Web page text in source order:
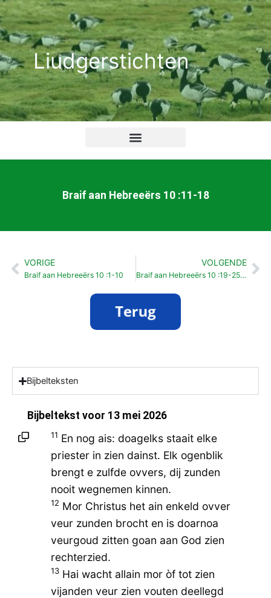
Ga
naar
de
inhoudLiudgerstichten
Braif aan Hebreeërs 10 :11-18
Vorige
VORIGE
Braif aan Hebreeërs 10 :1-10
VOLGENDE
Braif aan Hebreeërs 10 :19-25 (Hemelvoartsdag)
Bijbelteksten
Bijbeltekst voor 13 mei 2026
11 En nog ais: doagelks staait elke
priester in zien dainst. Elk ogenblik
brengt e zulfde ovvers, dij zunden
nooit wegnemen kinnen.
12 Mor Christus het ain enkeld ovver
veur zunden brocht en is doarnoa
veurgoud zitten goan aan God zien
rechterzied.
13Hai wacht allain mor òf tot zien
vijanden veur zien vouten deellegd